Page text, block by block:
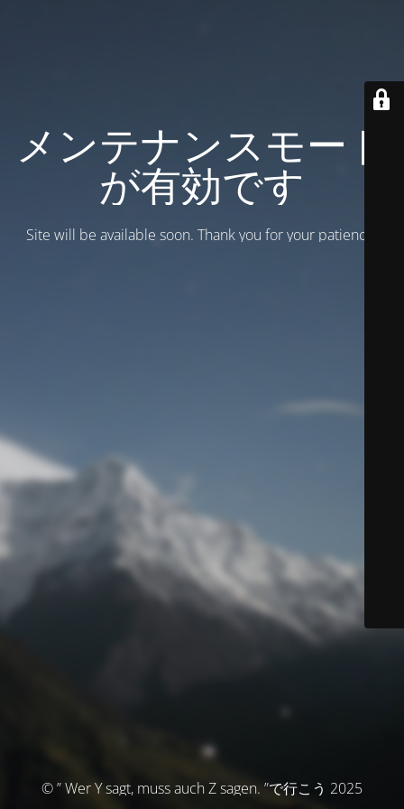
メンテナンスモード
が有効です
Site will be available soon. Thank you for your patience!
© ” Wer Y sagt, muss auch Z sagen. ”で行こう 2025